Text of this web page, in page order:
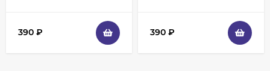
390 ₽ 390 ₽